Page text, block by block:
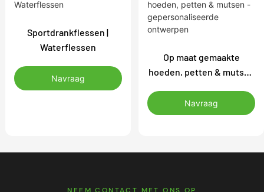
schoolrugzakken,
schouderrugzakken en
Sportdrankflessen |
Waterflessen
Navraag
Op maat gemaakte
hoeden, petten & mutsen
ontwerpen
Navraag